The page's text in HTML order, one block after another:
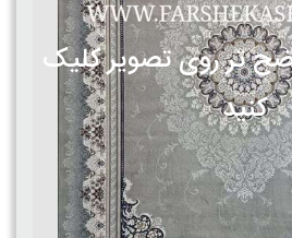
تر روی تصویر کلیک
کنید